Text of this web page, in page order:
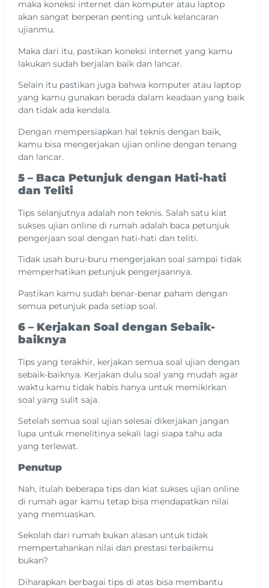
maka koneksi internet dan komputer atau laptop
akan sangat berperan penting untuk kelancaran
ujianmu.
Maka dari itu, pastikan koneksi internet yang kamu
lakukan sudah berjalan baik dan lancar.
Selain itu pastikan juga bahwa komputer atau laptop
yang kamu gunakan berada dalam keadaan yang baik
dan tidak ada kendala.
Dengan mempersiapkan hal teknis dengan baik,
kamu bisa mengerjakan ujian online dengan tenang
dan lancar.
5 – Baca Petunjuk dengan Hati-hati
dan Teliti
Tips selanjutnya adalah non teknis. Salah satu kiat
sukses ujian online di rumah adalah baca petunjuk
pengerjaan soal dengan hati-hati dan teliti.
Tidak usah buru-buru mengerjakan soal sampai tidak
memperhatikan petunjuk pengerjaannya.
Pastikan kamu sudah benar-benar paham dengan
semua petunjuk pada setiap soal.
6 – Kerjakan Soal dengan Sebaik-
baiknya
Tips yang terakhir, kerjakan semua soal ujian dengan
sebaik-baiknya. Kerjakan dulu soal yang mudah agar
waktu kamu tidak habis hanya untuk memikirkan
soal yang sulit saja.
Setelah semua soal ujian selesai dikerjakan jangan
lupa untuk menelitinya sekali lagi siapa tahu ada
yang terlewat.
Penutup
Nah, itulah beberapa tips dan kiat sukses ujian online
di rumah agar kamu tetap bisa mendapatkan nilai
yang memuaskan.
Sekolah dari rumah bukan alasan untuk tidak
mempertahankan nilai dan prestasi terbaikmu
bukan?
Diharapkan berbagai tips di atas bisa membantu